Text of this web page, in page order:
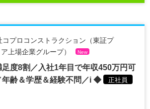
コプロコンストラクション（東証プ
上場企業グループ）
New
度8割／入社1年目で年収450万円可
年齢＆学歴＆経験不問／i ◆
正社員